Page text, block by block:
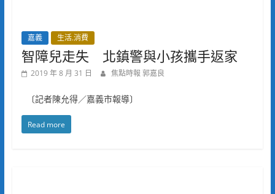
嘉義 生活.消費
智障兒走失 北鎮警與小孩攜手返家
2019 年 8 月 31 日 焦點時報 郭嘉良
〔記者陳允得／嘉義市報導〕
Read more